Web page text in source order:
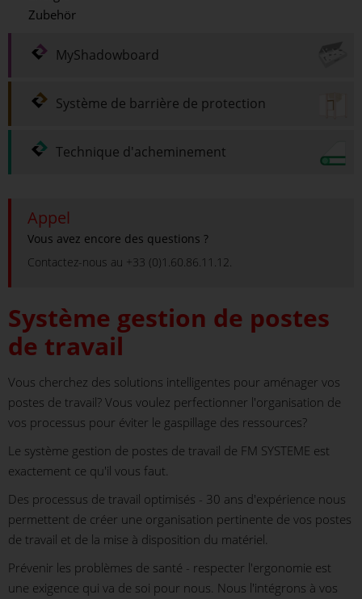
Zubehör
MyShadowboard
Système de barrière de protection
Technique d'acheminement
Appel
Vous avez encore des questions ?
Contactez-nous au +33 (0)1.60.86.11.12.
Système gestion de postes
de travail
Vous cherchez des solutions intelligentes pour aménager vos
postes de travail? Vous voulez perfectionner l'organisation de
vos processus pour éviter le gaspillage des ressources?
Le système gestion de postes de travail de FM SYSTEME est
exactement ce qu'il vous faut.
Des processus de travail optimisés - 30 ans d'expérience nous
permettent de créer une organisation pertinente de vos postes
de travail et de la mise à disposition du matériel.
Prévenir les problèmes de santé - respecter l'ergonomie est
une exigence qui va de soi pour nous. Nous l'intégrons à vos